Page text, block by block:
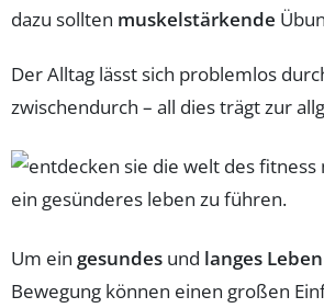
dazu sollten muskelstärkende
Der Alltag lässt sich problemlos
zwischendurch – all dies trägt zur
Um ein gesundes und langes Leben
Bewegung können einen großen